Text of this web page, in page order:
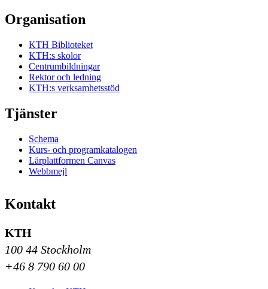
Organisation
KTH Biblioteket
KTH:s skolor
Centrumbildningar
Rektor och ledning
KTH:s verksamhetsstöd
Tjänster
Schema
Kurs- och programkatalogen
Lärplattformen Canvas
Webbmejl
Kontakt
KTH
100 44 Stockholm
+46 8 790 60 00